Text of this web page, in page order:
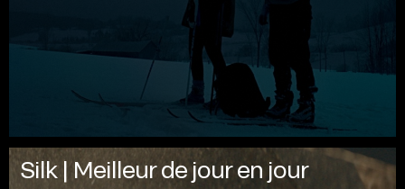
Silk | Meilleur de jour en jour